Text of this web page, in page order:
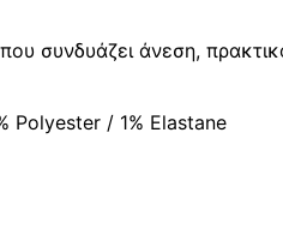
συνδυάζει άνεση,
Polyester / 1% Elastane